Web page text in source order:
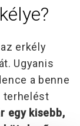
erkély
Ugyanis
a benne
terhelést
egy kisebb,